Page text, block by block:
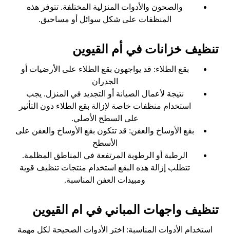
والصحون والأدوات المنزلية المختلفة. تتوفر هذه
المنظفات على شكل سوائل أو مساحيق.
تنظيف خزانات في أم القيوين
بقع الطلاء: قد يواجهون بقع الطلاء على الأرضيات أو
الجدران
نتيجة لأعمال الصيانة أو التجديد في المنزل. يجب
استخدام منظفات خاصة لإزالة بقع الطلاء دون التأثير
على السطح الأصلي.
بقع الأوساخ والعفن: قد تتكون بقع الأوساخ والعفن على
الأسطح
الرطبة أو الرطوبة المرتفعة في المناطق المظلمة.
تتطلب إزالة هذه البقع استخدام منتجات تنظيف قوية
ومبيدات العفن المناسبة.
تنظيف واجهات المباني في ام القيوين
استخدام الأدوات المناسبة: اختر الأدوات الصحيحة لكل مهمة